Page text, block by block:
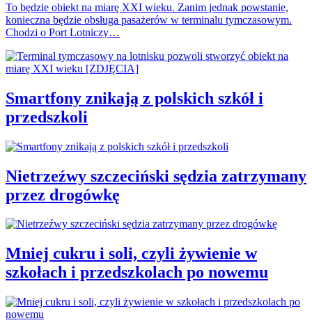
To będzie obiekt na miarę XXI wieku. Zanim jednak powstanie,
konieczna będzie obsługa pasażerów w terminalu tymczasowym.
Chodzi o Port Lotniczy…
Smartfony znikają z polskich szkół i
przedszkoli
Nietrzeźwy szczeciński sędzia zatrzymany
przez drogówkę
Mniej cukru i soli, czyli żywienie w
szkołach i przedszkolach po nowemu